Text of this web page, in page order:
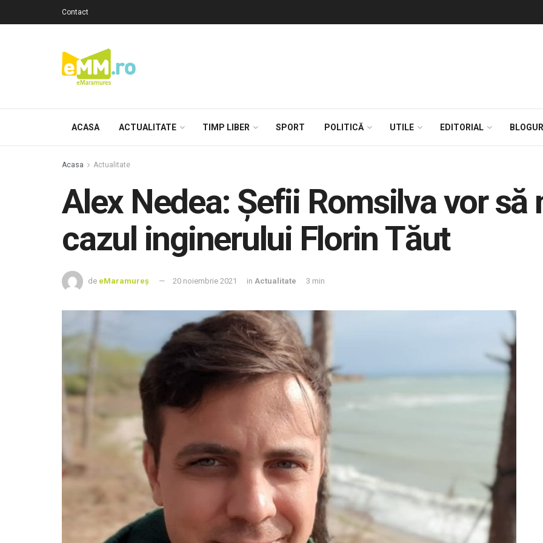
Contact
ACASA ACTUALITATE TIMP LIBER SPORT POLITICĂ UTILE EDITORIAL
Acasa Actualitate
Alex Nedea: Șefii Romsilva vor
cazul inginerului Florin Tăut
de eMaramureș 20 noiembrie 2021 in Actualitate 3 min